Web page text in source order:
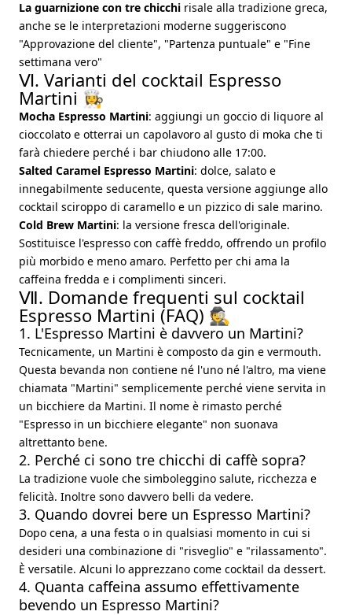
La guarnizione con tre chicchi risale alla tradizione greca,
anche se le interpretazioni moderne suggeriscono
"Approvazione del cliente", "Partenza puntuale" e "Fine
settimana vero"
Ⅵ. Varianti del cocktail Espresso
Martini 👩‍🍳
Mocha Espresso Martini: aggiungi un goccio di liquore al
cioccolato e otterrai un capolavoro al gusto di moka che ti
farà chiedere perché i bar chiudono alle 17:00.
Salted Caramel Espresso Martini: dolce, salato e
innegabilmente seducente, questa versione aggiunge allo
cocktail sciroppo di caramello e un pizzico di sale marino.
Cold Brew Martini: la versione fresca dell'originale.
Sostituisce l'espresso con caffè freddo, offrendo un profilo
più morbido e meno amaro. Perfetto per chi ama la
caffeina fredda e i complimenti sinceri.
Ⅶ. Domande frequenti sul cocktail
Espresso Martini (FAQ) 🕵️
1. L'Espresso Martini è davvero un Martini?
Tecnicamente, un Martini è composto da gin e vermouth.
Questa bevanda non contiene né l'uno né l'altro, ma viene
chiamata "Martini" semplicemente perché viene servita in
un bicchiere da Martini. Il nome è rimasto perché
"Espresso in un bicchiere elegante" non suonava
altrettanto bene.
2. Perché ci sono tre chicchi di caffè sopra?
La tradizione vuole che simboleggino salute, ricchezza e
felicità. Inoltre sono davvero belli da vedere.
3. Quando dovrei bere un Espresso Martini?
Dopo cena, a una festa o in qualsiasi momento in cui si
desideri una combinazione di "risveglio" e "rilassamento".
È versatile. Alcuni lo apprezzano come cocktail da dessert.
4. Quanta caffeina assumo effettivamente
bevendo un Espresso Martini?